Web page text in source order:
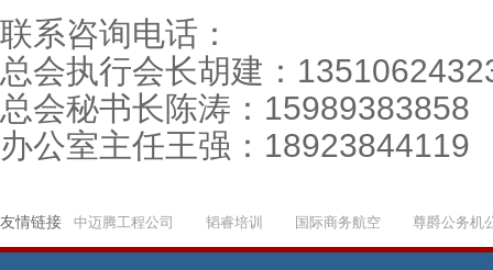
联系咨询电话：
总会执行会长胡建：
总会秘书长陈涛：15989383858
办公室主任王强：18923844119
友情链接 中迈腾工程公司 韬睿培训 国际商务航空 尊爵公务机